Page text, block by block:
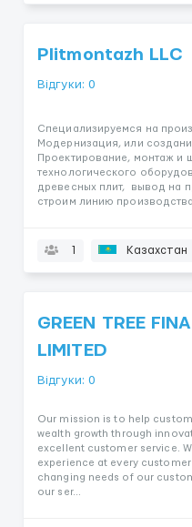
Plitmontazh LLC
Відгуки: 0
Специализируемся на
Модернизация, или
Проектирование, монтаж и
технологического
древесных плит, вывод на
строим линию
1 Казахстан
GREEN TREE
LIMITED
Відгуки: 0
Our mission is to help
wealth growth through
excellent customer service.
experience at every
changing needs of our
our ser...